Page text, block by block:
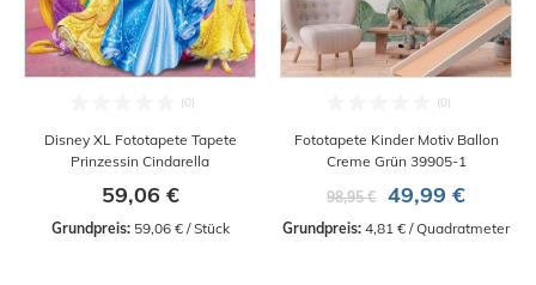
Disney XL Fototapete Tapete
Prinzessin Cindarella
59,06 €
Grundpreis: 59,06 € / Stück
Fototapete Kinder Motiv Ballon
Creme Grün 39905-1
98,95 €
49,99 €
Grundpreis: 4,81 € / Quadratmeter